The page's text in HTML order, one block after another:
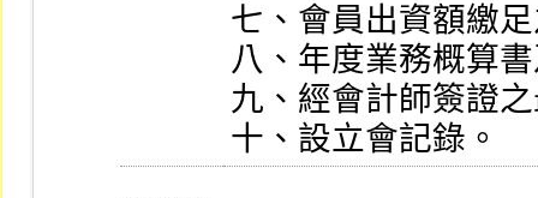
七、會員出資額繳
八、年度業務概算
九、經會計師簽證
十、設立會記錄。